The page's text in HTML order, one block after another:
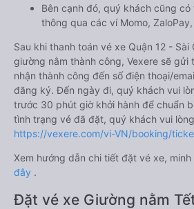
Bên cạnh đó, quý khách cũng
thông qua các ví Momo,
Sau khi thanh toán vé xe Quận 12 -
giường nằm thành công, Vexere sẽ gửi
nhận thành công đến số điện thoại/
đăng ký. Đến ngày đi, quý khách vui
trước 30 phút giờ khởi hành để chuẩn
tình trạng vé đã đặt, quý khách vui
https://vexere.com/vi-VN/booking/
Xem hướng dẫn chi tiết đặt vé xe, minh
đây .
Đặt vé xe Giường nằm